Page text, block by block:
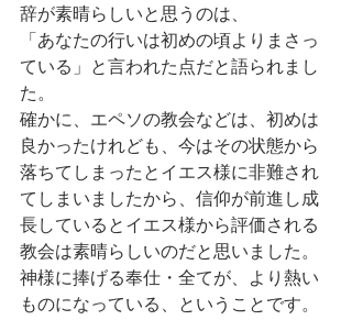
辞が素晴らしいと思うのは、
「あなたの行いは初めの頃よりまさっ
ている」と言われた点だと語られまし
た。
確かに、エペソの教会などは、初めは
良かったけれども、今はその状態から
落ちてしまったとイエス様に非難され
てしまいましたから、信仰が前進し成
長しているとイエス様から評価される
教会は素晴らしいのだと思いました。
神様に捧げる奉仕・全てが、より熱い
ものになっている、ということです。